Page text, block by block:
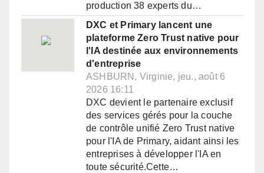
production 38 experts du…
DXC et Primary lancent une
plateforme Zero Trust native pour
l'IA destinée aux environnements
d'entreprise
ASHBURN, Virginie, jeu., août 6
2026 16:11
DXC devient le partenaire exclusif
des services gérés pour la couche
de contrôle unifié Zero Trust native
pour l'IA de Primary, aidant ainsi les
entreprises à développer l'IA en
toute sécurité.Cette…